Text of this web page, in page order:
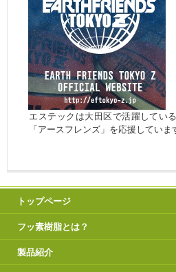
エステックは大田区で活躍してい
「アースフレンズ」を応援していま
トップページ
フッ素樹脂とは？
製品紹介